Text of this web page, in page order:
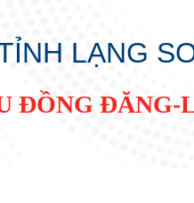
LẠNG
ĐỒNG ĐĂNG-